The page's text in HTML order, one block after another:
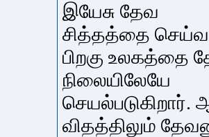
இயேசு தேவ
சித்தத்தை
பிறகு உலகத்தை
நிலையிலேயே
செயல்படுகிறார்.
விதத்திலும்